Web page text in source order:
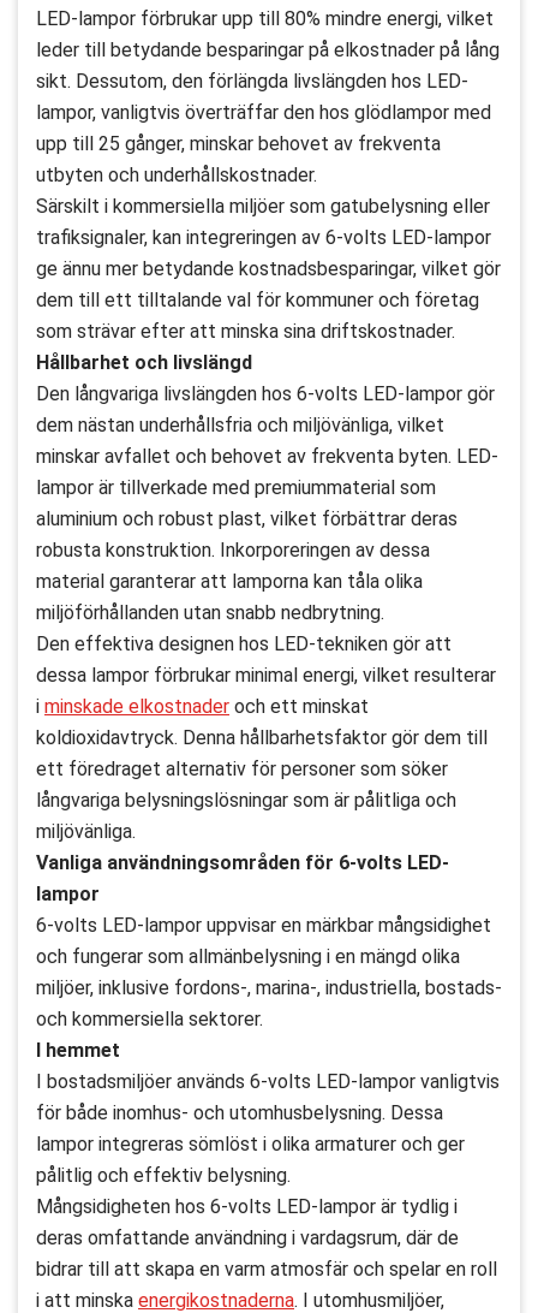
LED-lampor förbrukar upp till 80% mindre energi, vilket
leder till betydande besparingar på elkostnader på lång
sikt. Dessutom, den förlängda livslängden hos LED-
lampor, vanligtvis överträffar den hos glödlampor med
upp till 25 gånger, minskar behovet av frekventa
utbyten och underhållskostnader.
Särskilt i kommersiella miljöer som gatubelysning eller
trafiksignaler, kan integreringen av 6-volts LED-lampor
ge ännu mer betydande kostnadsbesparingar, vilket gör
dem till ett tilltalande val för kommuner och företag
som strävar efter att minska sina driftskostnader.
Hållbarhet och livslängd
Den långvariga livslängden hos 6-volts LED-lampor gör
dem nästan underhållsfria och miljövänliga, vilket
minskar avfallet och behovet av frekventa byten. LED-
lampor är tillverkade med premiummaterial som
aluminium och robust plast, vilket förbättrar deras
robusta konstruktion. Inkorporeringen av dessa
material garanterar att lamporna kan tåla olika
miljöförhållanden utan snabb nedbrytning.
Den effektiva designen hos LED-tekniken gör att
dessa lampor förbrukar minimal energi, vilket resulterar
i minskade elkostnader och ett minskat
koldioxidavtryck. Denna hållbarhetsfaktor gör dem till
ett föredraget alternativ för personer som söker
långvariga belysningslösningar som är pålitliga och
miljövänliga.
Vanliga användningsområden för 6-volts LED-
lampor
6-volts LED-lampor uppvisar en märkbar mångsidighet
och fungerar som allmänbelysning i en mängd olika
miljöer, inklusive fordons-, marina-, industriella, bostads-
och kommersiella sektorer.
I hemmet
I bostadsmiljöer används 6-volts LED-lampor vanligtvis
för både inomhus- och utomhusbelysning. Dessa
lampor integreras sömlöst i olika armaturer och ger
pålitlig och effektiv belysning.
Mångsidigheten hos 6-volts LED-lampor är tydlig i
deras omfattande användning i vardagsrum, där de
bidrar till att skapa en varm atmosfär och spelar en roll
i att minska energikostnaderna. I utomhusmiljöer,